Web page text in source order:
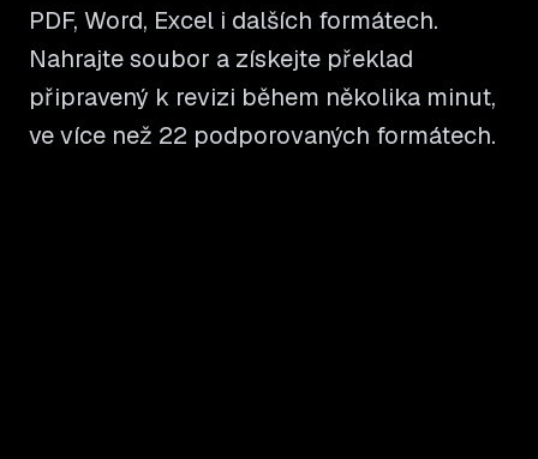
PDF, Word, Excel i dalších formátech.
Nahrajte soubor a získejte překlad
připravený k revizi během několika minut,
ve více než 22 podporovaných formátech.